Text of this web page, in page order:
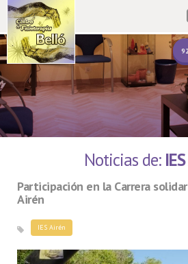
Noticias de:
Participación en la Carrera
Airén
IES Airén